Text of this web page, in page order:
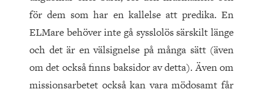
för dem som har en kallelse att predika. En
ELM­are behöver inte gå sysslolös särskilt länge
och det är en välsignelse på många sätt (även
om det också finns baksidor av detta). Även om
missionsarbetet också kan vara mödosamt får